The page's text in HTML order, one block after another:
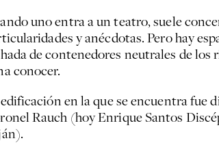
uno entra a un teatro, suele
y anécdotas. Pero hay
de contenedores neutrales de los
conocer.
en la que se encuentra fue
Rauch (hoy Enrique Santos